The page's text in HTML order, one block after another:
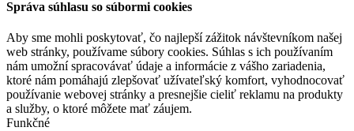
Správa súhlasu so súbormi cookies
Aby sme mohli poskytovať, čo najlepší zážitok návštevníkom našej
web stránky, používame súbory cookies. Súhlas s ich používaním
nám umožní spracovávať údaje a informácie z vášho zariadenia,
ktoré nám pomáhajú zlepšovať užívateľský komfort, vyhodnocovať
používanie webovej stránky a presnejšie cieliť reklamu na produkty
a služby, o ktoré môžete mať záujem.
Funkčné